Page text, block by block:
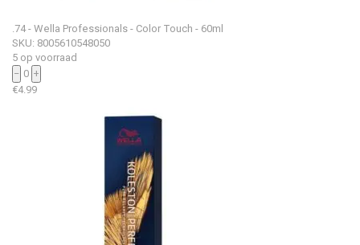
.74 - Wella Professionals - Color Touch - 60ml
SKU: 8005610548050
5 op voorraad
− 0 +
€4.99